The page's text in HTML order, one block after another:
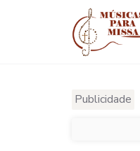
Publicidade